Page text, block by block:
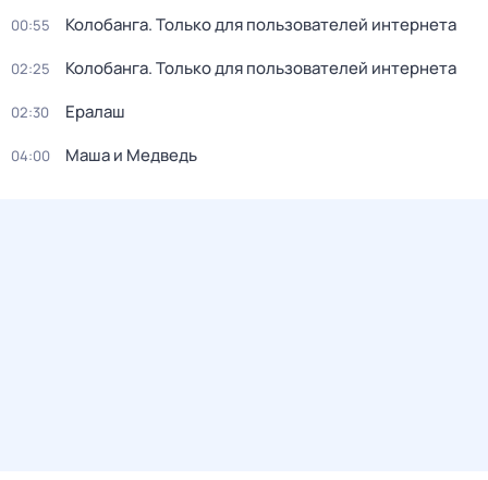
00:55 Колобанга. Только для пользователей интернета
02:25 Колобанга. Только для пользователей интернета
02:30 Ералаш
04:00 Маша и Медведь